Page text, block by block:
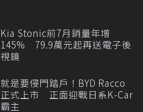
Kia Stonic前7月銷量年增
145% 79.9萬元起再送電子後
視鏡
就是要侵門踏戶！BYD Racco
正式上市 正面迎戰日系K-Car
霸主